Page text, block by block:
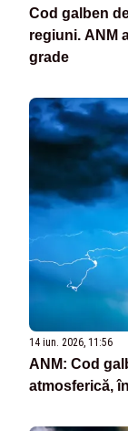
Cod galben
regiuni. ANM
grade
14 iun. 2026, 11:56
ANM: Cod
atmosferică,